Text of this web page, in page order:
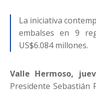
La iniciativa
embalses en 9
US$6.084 millones.
Valle Hermoso,
Presidente Sebastián